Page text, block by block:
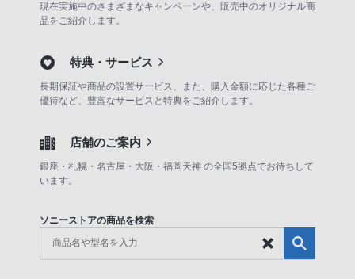
現在実施中のさまざまなキャンペーンや、販売中のオリジナル商
品をご紹介します。
特典・サービス
長期保証や商品の設置サービス、また、購入金額に応じた各種ご
優待など、豊富なサービスと特典をご紹介します。
店舗のご案内
銀座・札幌・名古屋・大阪・福岡天神 の全国5拠点でお待ちして
います。
ソニーストアの商品を検索